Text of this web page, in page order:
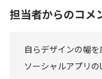
担当者からのコメ
自らデザインの幅を
ソーシャルアプリ